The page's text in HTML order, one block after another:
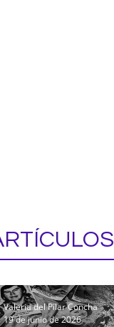
Valeria del Pilar Concha
19 de junio de 2026